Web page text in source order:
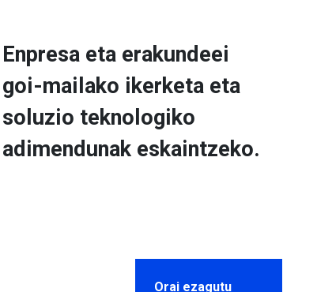
Enpresa eta erakundeei
goi-mailako ikerketa eta
soluzio teknologiko
adimendunak eskaintzeko.
Orai ezagutu